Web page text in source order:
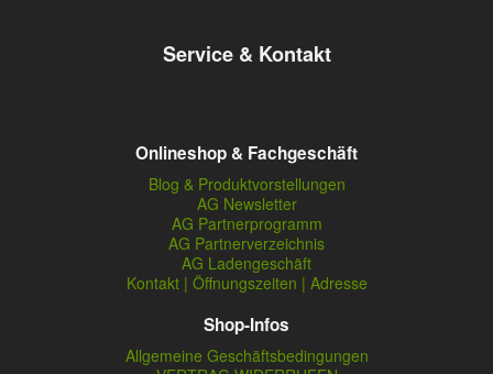
Service & Kontakt
Onlineshop & Fachgeschäft
Blog & Produktvorstellungen
AG Newsletter
AG Partnerprogramm
AG Partnerverzeichnis
AG Ladengeschäft
Kontakt | Öffnungszeiten | Adresse
Shop-Infos
Allgemeine Geschäftsbedingungen